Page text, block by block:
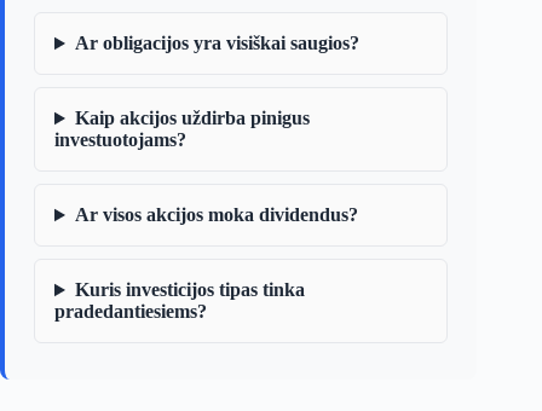
Ar obligacijos yra visiškai saugios?
Kaip akcijos uždirba pinigus
investuotojams?
Ar visos akcijos moka dividendus?
Kuris investicijos tipas tinka
pradedantiesiems?